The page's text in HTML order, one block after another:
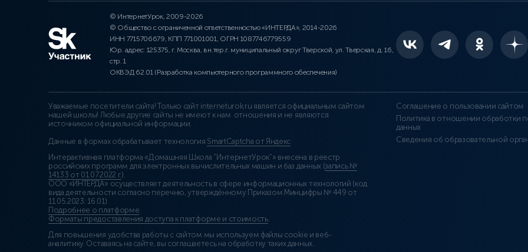
© ИнтернетУрок, 2009-2026
© Общество с ограниченной ответственностью «ИНТЕРДА», 2014-2026
ИНН 7715706679, КПП 771001001, ОГРН 1087746779559
Юр. адрес: 125375, г. Москва, вн.тер.г. муниципальный округ Тверской, ул. Тверская, д. 16,
стр. 1
ОКВЭД 62.01 (Разработка компьютерного программного обеспечения)
Уважаемые посетители сайта! Только сайт interneturok.ru является официальным сайтом
нашей школы! Любые другие сайты не имеют к нам отношения и не являются
источником официальной информации.
Данные в формах обрабатывает технология SmartCaptcha от Яндекс
Интерактивная платформа «Домашняя Школа “ИнтернетУрок”» внесена в реестр
российских программ для электронных вычислительных машин и баз данных (запись №
14133 от 01.07.2022 г.).
ООО «ИНТЕРДА» осуществляет деятельность в сфере информационных технологий (код
вида деятельности согласно перечню, утверждённому Приказом Минцифры № 449 от
11.05.2023: 16.01)
Подробнее о платформе
Форматы предоставления доступа к платформе и стоимость.
Для повышения удобства работы с сайтом мы используем файлы cookie и веб-
аналитику. Оставаясь на сайте, вы соглашаетесь на обработку таких данных.
Соглашение о пользовании сайтом
Политика в отношении обработки
данных
Сведения об образовательной